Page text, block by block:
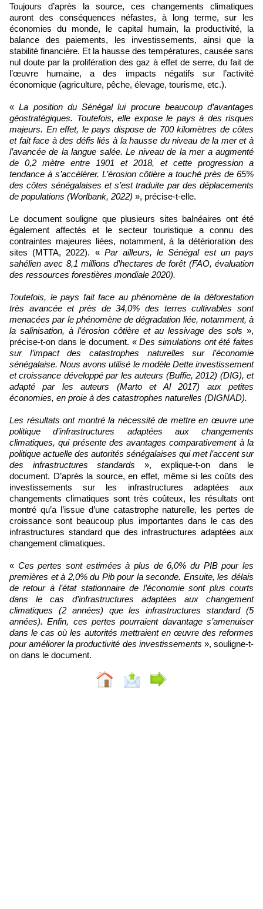
Toujours d’après la source, ces changements climatiques
auront des conséquences néfastes, à long terme, sur les
économies du monde, le capital humain, la productivité, la
balance des paiements, les investissements, ainsi que la
stabilité financière. Et la hausse des températures, causée sans
nul doute par la prolifération des gaz à effet de serre, du fait de
l’œuvre humaine, a des impacts négatifs sur l’activité
économique (agriculture, pêche, élevage, tourisme, etc.).
«La position du Sénégal lui procure beaucoup d’avantages
géostratégiques. Toutefois, elle expose le pays à des risques
majeurs. En effet, le pays dispose de 700 kilomètres de côtes
et fait face à des défis liés à la hausse du niveau de la mer et à
l’avancée de la langue salée. Le niveau de la mer a augmenté
de 0,2 mètre entre 1901 et 2018, et cette progression a
tendance à s’accélérer. L’érosion côtière a touché près de 65%
des côtes sénégalaises et s’est traduite par des déplacements
de populations (Worlbank, 2022) », précise-t-elle.
Le document souligne que plusieurs sites balnéaires ont été
également affectés et le secteur touristique a connu des
contraintes majeures liées, notamment, à la détérioration des
sites (MTTA, 2022). « Par ailleurs, le Sénégal est un pays
sahélien avec 8,1 millions d’hectares de forêt (FAO, évaluation
des ressources forestières mondiale 2020).
Toutefois, le pays fait face au phénomène de la déforestation
très avancée et près de 34,0% des terres cultivables sont
menacées par le phénomène de dégradation liée, notamment, à
la salinisation, à l’érosion côtière et au lessivage des sols »,
précise-t-on dans le document. «Des simulations ont été faites
sur l’impact des catastrophes naturelles sur l’économie
sénégalaise. Nous avons utilisé le modèle Dette investissement
et croissance développé par les auteurs (Buffie, 2012) (DIG), et
adapté par les auteurs (Marto et Al 2017) aux petites
économies, en proie à des catastrophes naturelles (DIGNAD).
Les résultats ont montré la nécessité de mettre en œuvre une
politique d’infrastructures adaptées aux changements
climatiques, qui présente des avantages comparativement à la
politique actuelle des autorités sénégalaises qui met l’accent sur
des infrastructures standards », explique-t-on dans le
document. D’après la source, en effet, même si les coûts des
investissements sur les infrastructures adaptées aux
changements climatiques sont très coûteux, les résultats ont
montré qu’a l’issue d’une catastrophe naturelle, les pertes de
croissance sont beaucoup plus importantes dans le cas des
infrastructures standard que des infrastructures adaptées aux
changement climatiques.
« Ces pertes sont estimées à plus de 6,0% du PIB pour les
premières et à 2,0% du Pib pour la seconde. Ensuite, les délais
de retour à l’état stationnaire de l’économie sont plus courts
dans le cas d’infrastructures adaptées aux changement
climatiques (2 années) que les infrastructures standard (5
années). Enfin, ces pertes pourraient davantage s’amenuiser
dans le cas où les autorités mettraient en œuvre des reformes
pour améliorer la productivité des investissements », souligne-t-
on dans le document.